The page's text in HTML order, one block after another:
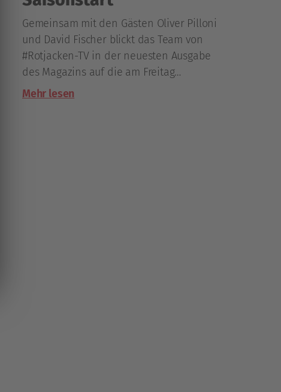
Gemeinsam mit den Gästen Oliver Pilloni
und David Fischer blickt das Team von
#Rotjacken-TV in der neuesten Ausgabe
des Magazins auf die am Freitag
beginnende Spielzeit in der win2day ICE
Mehr lesen